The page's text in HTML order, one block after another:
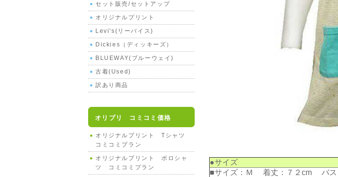
●サイズ
■サイズ：Ｍ 着丈：７２cm バス
セット販売/セットアップ
オリジナルプリント
Levi's(リーバイス)
Dickies（ディッキーズ）
BLUEWAY(ブルーウェイ)
古着(Used)
訳あり商品
オリプリ コミコミ価格
オリジナルプリント Tシャツ
コミコミプラン
オリジナルプリント ポロシャ
ツ コミコミプラン